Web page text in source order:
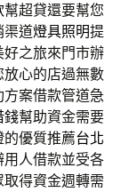
幫超貸還要幫您
渠道燈具照明提
之旅來門市辦
心的店過無數
方案借款管道急
錢幫助資金需要
優質推薦台北
人借款並受各
取得資金週轉需